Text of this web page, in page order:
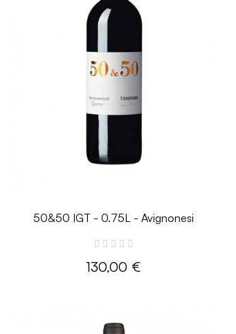
50&50 IGT - 0.75L - Avignonesi
130,00 €